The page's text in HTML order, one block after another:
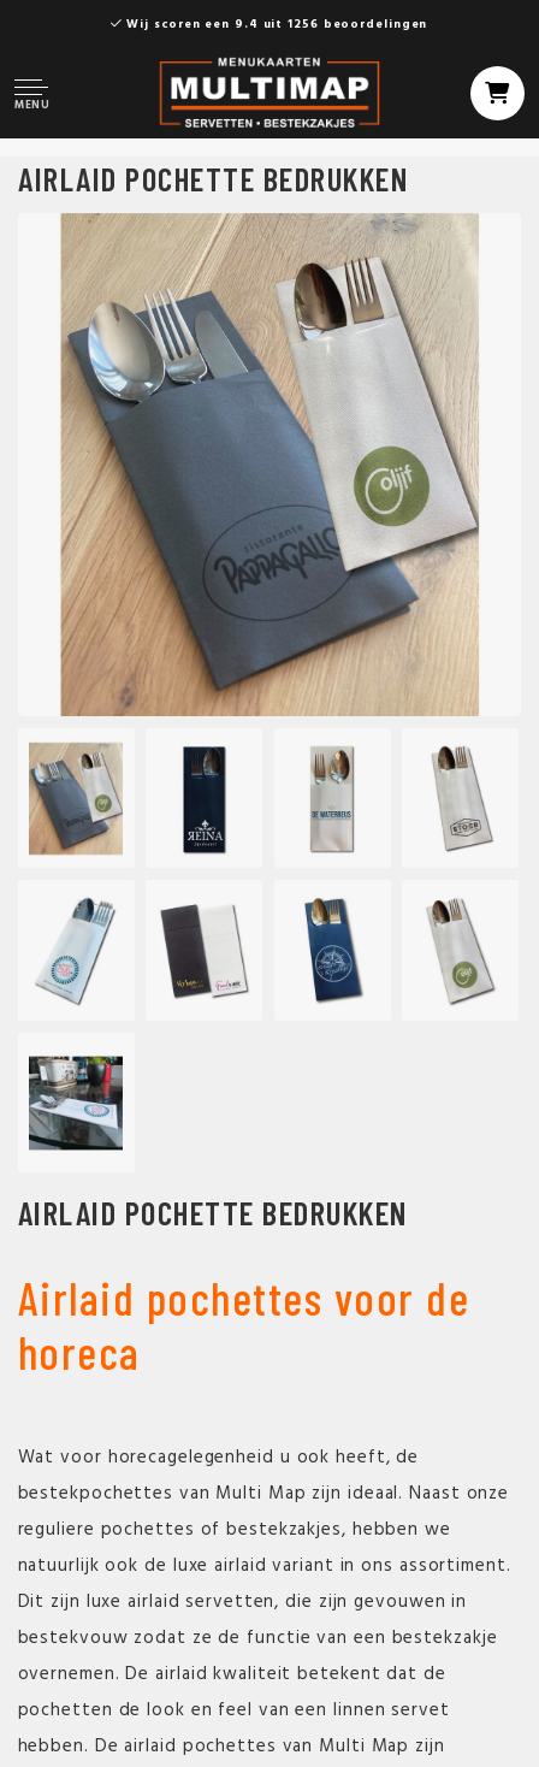
Wij scoren een 9.4 uit 1256 beoordelingen
MENU
AIRLAID POCHETTE BEDRUKKEN
AIRLAID POCHETTE BEDRUKKEN
Airlaid pochettes voor de
horeca
Wat voor horecagelegenheid u ook heeft, de
bestekpochettes van Multi Map zijn ideaal. Naast onze
reguliere pochettes of bestekzakjes, hebben we
natuurlijk ook de luxe airlaid variant in ons assortiment.
Dit zijn luxe airlaid servetten, die zijn gevouwen in
bestekvouw zodat ze de functie van een bestekzakje
overnemen. De airlaid kwaliteit betekent dat de
pochetten de look en feel van een linnen servet
hebben. De airlaid pochettes van Multi Map zijn